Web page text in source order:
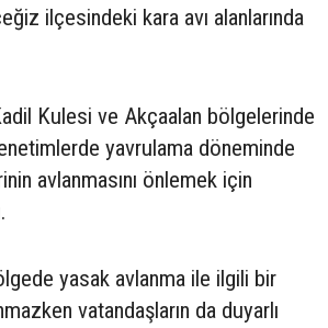
ilçesindeki kara avı alanlarında
Kulesi ve Akçaalan bölgelerinde
yavrulama döneminde
avlanmasını önlemek için
yasak avlanma ile ilgili bir
vatandaşların da duyarlı